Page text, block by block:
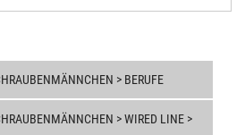
> BERUFE
> WIRED LINE >